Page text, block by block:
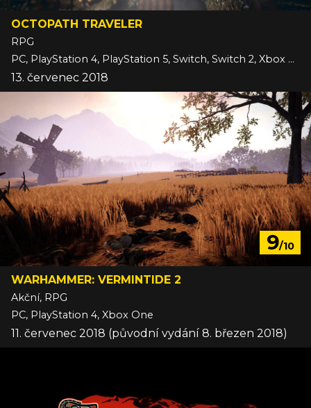
OCTOPATH TRAVELER
RPG
PC, PlayStation 4, PlayStation 5, Switch, Switch 2, Xbox One
13. červenec 2018
9/10
WARHAMMER: VERMINTIDE 2
Akční, RPG
PC, PlayStation 4, Xbox One
11. červenec 2018 (původní vydání 8. březen 2018)